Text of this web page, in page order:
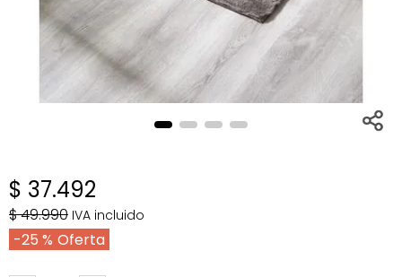
$ 37.492
$49.990 IVA incluido
25 %